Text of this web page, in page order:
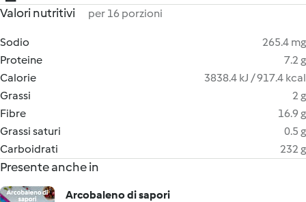
Valori nutritivi per 16 porzioni
Sodio
265.4 mg
Proteine
7.2 g
Calorie
3838.4 kJ / 917.4 kcal
Grassi
2 g
Fibre
16.9 g
Grassi saturi
0.5 g
Carboidrati
232 g
Presente anche in
Arcobaleno di sapori